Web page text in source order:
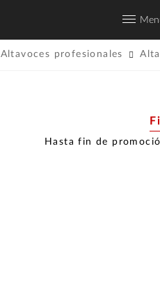
Altavoces profesionales
Hasta fin de